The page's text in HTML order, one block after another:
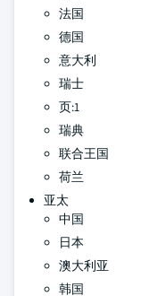
法国
德国
意大利
瑞士
页:1
瑞典
联合王国
荷兰
亚太
中国
日本
澳大利亚
韩国